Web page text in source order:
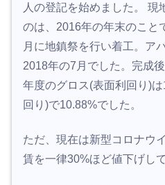
人の登記を始めました。 現
のは、2016年の年末のこと
月に地鎮祭を行い着工。ア
2018年の7月でした。完成
年度のグロス(表面利回り)
回り)で10.88%でした。
ただ、現在は新型コロナウ
賃を一律30%ほど値下げし